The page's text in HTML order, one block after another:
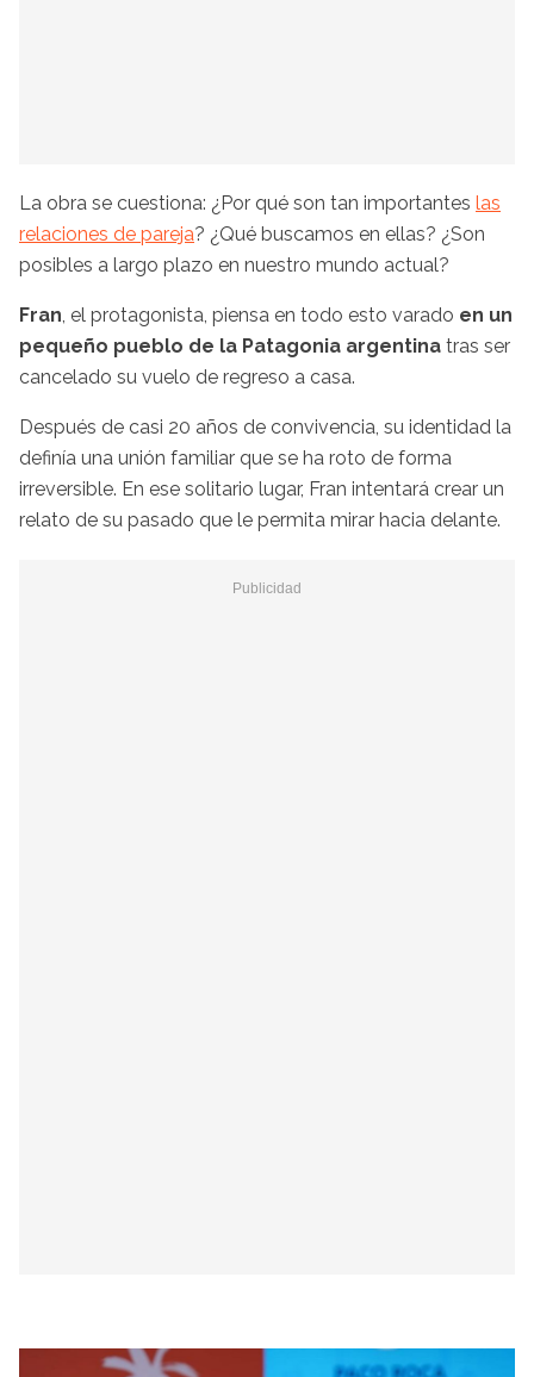
La obra se cuestiona: ¿Por qué son tan importantes las
relaciones de pareja? ¿Qué buscamos en ellas? ¿Son
posibles a largo plazo en nuestro mundo actual?
Fran, el protagonista, piensa en todo esto varado en un
pequeño pueblo de la Patagonia argentina tras ser
cancelado su vuelo de regreso a casa.
Después de casi 20 años de convivencia, su identidad la
definía una unión familiar que se ha roto de forma
irreversible. En ese solitario lugar, Fran intentará crear un
relato de su pasado que le permita mirar hacia delante.